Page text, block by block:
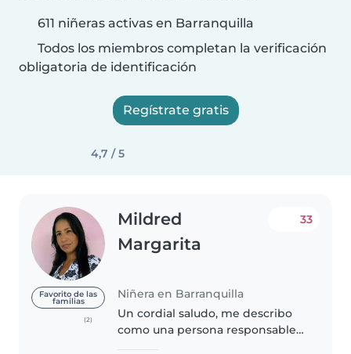
611 niñeras activas en Barranquilla
Todos los miembros completan la verificación
obligatoria de identificación
Regístrate gratis
4,7 / 5
Favorito de las
familias
(2)
Mildred
Margarita
Niñera en Barranquilla
33
Un cordial saludo, me describo
como una persona responsable ,